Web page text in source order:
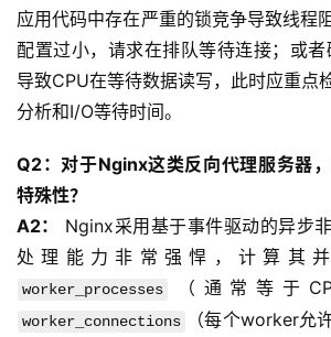
应用代码中存在严重的锁竞争导致线程
配置过小，请求在排队等待连接；或者
导致CPU在等待数据读写，此时应重点
分析和I/O等待时间。
Q2：对于Nginx这类反向代理服务器
特殊性？
A2：
Nginx采用基于事件驱动的异步
处理能力非常强悍，计算其
worker_processes （通常等于
worker_connections
（每个worker允